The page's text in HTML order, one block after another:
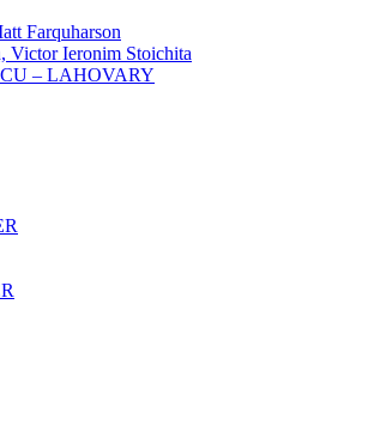
Farquharson
Victor Ieronim Stoichita
– LAHOVARY